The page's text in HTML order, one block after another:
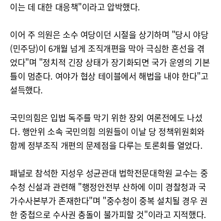
이는 데 대한 대응책"이라고 압박했다.
이어 주 의원은 소수 여당이던 시절을 상기하며 "당시 야당
(민주당)이 6개월 넘게 조직개편을 막아 극심한 혼선을 겪
었다"며 "정치적 긴장 상태가 장기화되면 국가 운영의 기본
틀이 멈춘다. 여야가 협상 테이블에서 해법을 내야 한다"고
설득했다.
국민의힘은 입법 독주를 막기 위한 장외 여론전에도 나섰
다. 행안위 소속 국민의힘 의원들이 이날 당 정책위원회와
함께 정부조직 개편의 문제점을 다루는 토론회를 열었다.
패널로 참석한 지성우 성균관대 법학전문대학원 교수는 중
수청 신설과 관련해 "행정안전부 산하에 이미 경찰청과 국
가수사본부가 존재한다"며 "중수청이 중복 설치될 경우 권
한 중첩으로 수사권 충돌이 불가피할 것"이라고 지적했다.